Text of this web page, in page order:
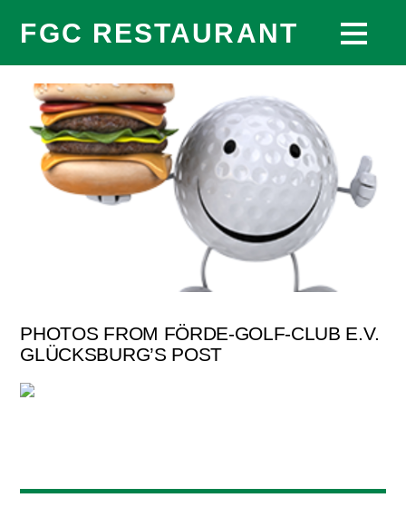
FGC RESTAURANT
PHOTOS FROM FÖRDE-GOLF-CLUB E.V.
GLÜCKSBURG’S POST